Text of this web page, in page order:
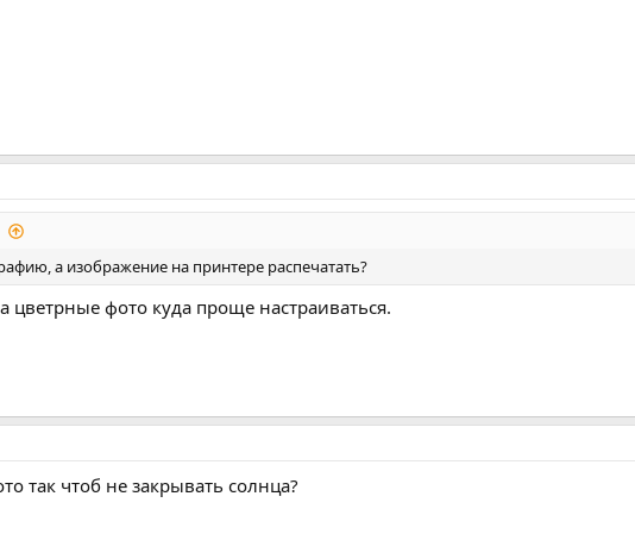
а изображение на принтере распечатать?
фото куда проще настраиваться.
так чтоб не закрывать солнца?